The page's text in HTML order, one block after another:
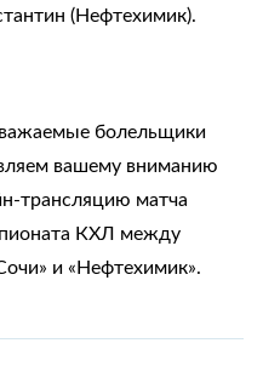
(Нефтехимик).
болельщики
вашему вниманию
трансляцию матча
КХЛ между
и «Нефтехимик».